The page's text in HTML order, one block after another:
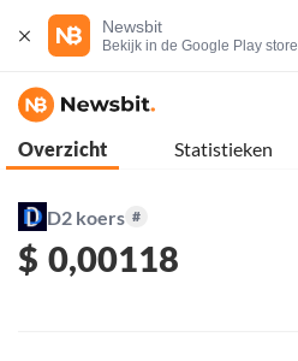
Newsbit
Bekijk in de Google Play store
Overzicht Statistieken
D2 koers #
$ 0,00118